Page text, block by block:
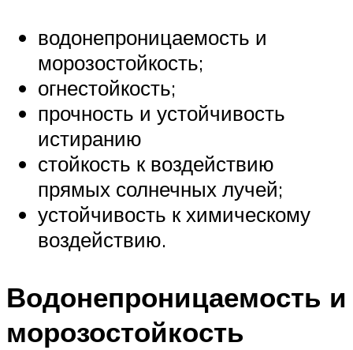
водонепроницаемость и
морозостойкость;
огнестойкость;
прочность и устойчивость
истиранию
стойкость к воздействию
прямых солнечных лучей;
устойчивость к химическому
воздействию.
Водонепроницаемость и
морозостойкость